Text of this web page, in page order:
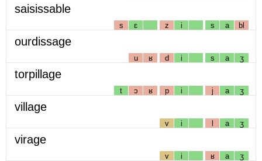
saisissable
s ɛ z i s a bl
ourdissage
u ʁ d i s a ʒ
torpillage
t ɔ ʁ p i j a ʒ
village
v i l a ʒ
virage
v i ʁ a ʒ